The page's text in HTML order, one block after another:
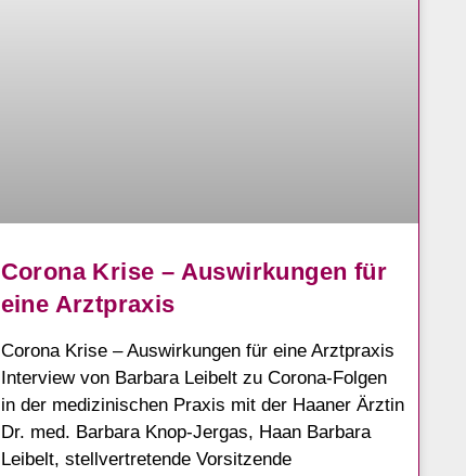
Corona Krise – Auswirkungen für
eine Arztpraxis
Corona Krise – Auswirkungen für eine Arztpraxis
Interview von Barbara Leibelt zu Corona-Folgen
in der medizinischen Praxis mit der Haaner Ärztin
Dr. med. Barbara Knop-Jergas, Haan Barbara
Leibelt, stellvertretende Vorsitzende